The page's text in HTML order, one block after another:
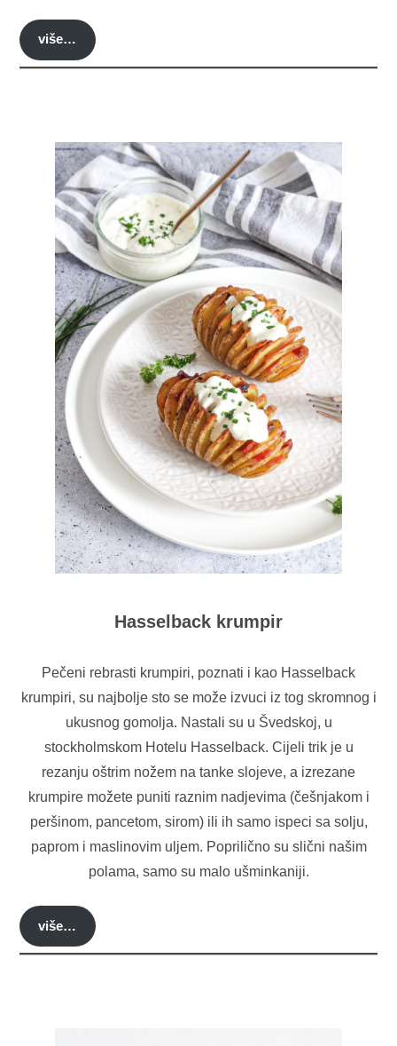
više…
Hasselback krumpir
Pečeni rebrasti krumpiri, poznati i kao Hasselback
krumpiri, su najbolje sto se može izvuci iz tog skromnog i
ukusnog gomolja. Nastali su u Švedskoj, u
stockholmskom Hotelu Hasselback. Cijeli trik je u
rezanju oštrim nožem na tanke slojeve, a izrezane
krumpire možete puniti raznim nadjevima (češnjakom i
peršinom, pancetom, sirom) ili ih samo ispeci sa solju,
paprom i maslinovim uljem. Poprilično su slični našim
polama, samo su malo ušminkaniji.
više…